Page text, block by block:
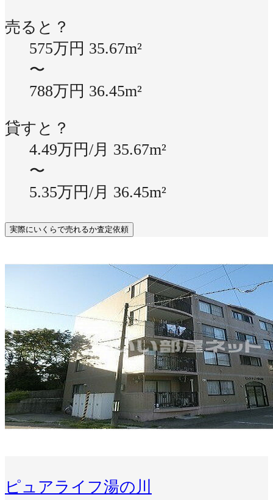
売ると？
575万円 35.67m²
〜
788万円 36.45m²
貸すと？
4.49万円/月 35.67m²
〜
5.35万円/月 36.45m²
実際にいくらで売れるか査定依頼
ピュアライフ湯の川